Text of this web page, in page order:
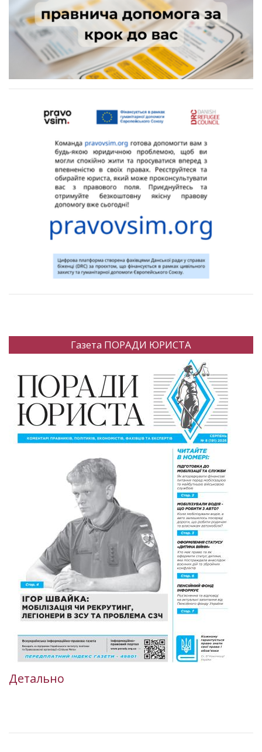
Газета ПОРАДИ ЮРИСТА
Детально